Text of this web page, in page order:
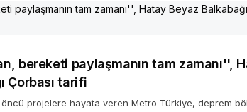
bereketi paylaşmanın tam zamanı'',
Çorbası tarifi
projelere hayata veren Metro Türkiye, deprem